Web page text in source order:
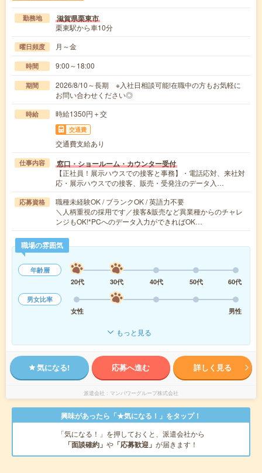
勤務地 滋賀県栗東市
栗東駅から車10分
曜日頻度 月～金
時間 9:00～18:00
期間
2026/8/10～長期 ※入社日相談可能!在職中の方もお気軽に
お問い合わせください◎
時給 時給1350円＋交
交通費
交通費支給あり
仕事内容 窓口・ショールーム・カウンター受付
【正社員！展示ハウスでの接客と事務】・電話応対、来社対
応・展示ハウスでの接客、販売・受発注のデータ入…
応募資格
職種未経験OK / ブランクOK / 英語力不要
＼人柄重視の採用です／接客&販売など異業種からのチャレ
ンジもOK!*PCへのデータ入力ができればOK…
職場の雰囲気
年齢層
20代
30代 40代 50代
60代
男女比率
女性
男性
もっと見る
気になる! 応募へ進む 詳しく見る
派遣会社 マンパワーグループ株式会社
興味があったら「★気になる！」をタップ！
「気になる！」を押しておくと、派遣会社から
「面談確約」 や 「応募歓迎」 が届きます！